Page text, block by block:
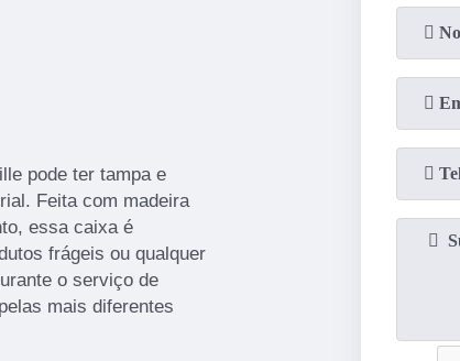
pode ter tampa e
Feita com madeira
essa caixa é
frágeis ou qualquer
o serviço de
mais diferentes